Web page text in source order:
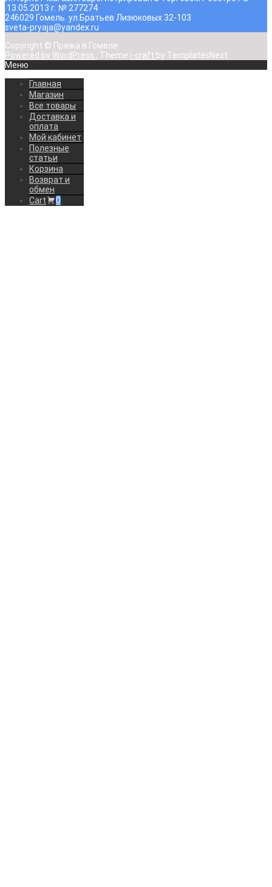
13.05.2013 г. № 277274
246029 Гомель. ул.Братьев Лизюковых 32-103
sveta-pryaja@yandex.ru
Copyright © Пряжа в Гомеле
Powered by WordPress , Theme i-craft by TemplatesNext.
Меню
Главная
Магазин
Все товары
Доставка и
оплата
Мой кабинет
Полезные
статьи
Корзина
Возврат и
обмен
Cart
0